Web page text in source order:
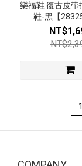
樂福鞋 復古皮帶
鞋-黑【
1